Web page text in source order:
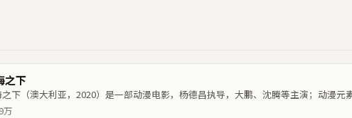
之下
下（澳大利亚，2020）是一部动漫电影，杨德昌执导，大鹏、沈腾等主演；动漫元
万